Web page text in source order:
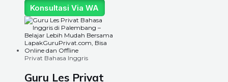
Konsultasi Via WA
Privat Bahasa Inggris
Guru Les Privat